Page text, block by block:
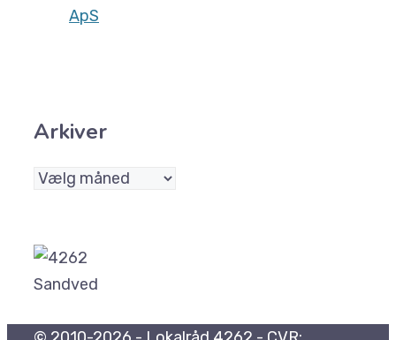
ApS
Arkiver
Arkiver